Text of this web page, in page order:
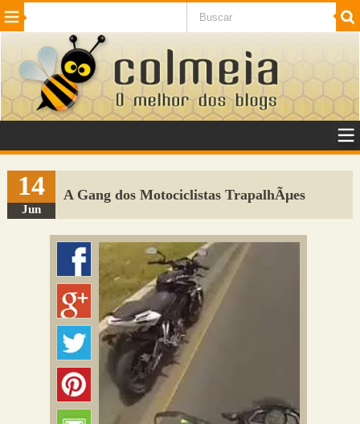
Beleza Cinema e TV
Internet Jogos NotÃ­cias SaÃºde
VeÃ­culos Adulto
Sugerir Link
Adicionar Blog
Colmeia Exchange
Perguntas Frequentes
14
Jun
A Gang dos Motociclistas TrapalhÃµes